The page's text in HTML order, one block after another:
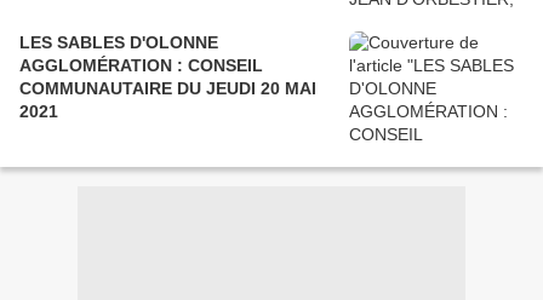
LES SABLES D'OLONNE
AGGLOMÉRATION : CONSEIL
COMMUNAUTAIRE DU JEUDI 20 MAI
2021